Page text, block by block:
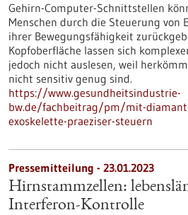
Gehirn-Computer-Schnittstellen
Menschen durch die Steuerung von
ihrer Bewegungsfähigkeit
Kopfoberfläche lassen sich
jedoch nicht auslesen, weil
nicht sensitiv genug sind.
https://www.gesundheitsindustrie-
bw.de/fachbeitrag/pm/mit-
exoskelette-praeziser-steuern
Pressemitteilung - 23.01.2023
Hirnstammzellen:
Interferon-Kontrolle